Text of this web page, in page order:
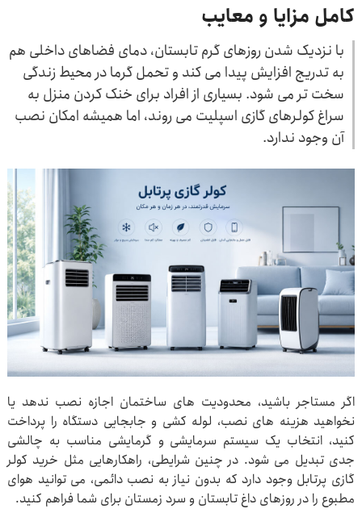
کامل مزایا و معایب
با نزدیک شدن روزهای گرم تابستان، دمای فضاهای داخلی هم
به تدریج افزایش پیدا می کند و تحمل گرما در محیط زندگی
سخت تر می شود. بسیاری از افراد برای خنک کردن منزل به
سراغ کولرهای گازی اسپلیت می روند، اما همیشه امکان نصب
آن وجود ندارد.
اگر مستاجر باشید، محدودیت های ساختمان اجازه نصب ندهد یا
نخواهید هزینه های نصب، لوله کشی و جابجایی دستگاه را پرداخت
کنید، انتخاب یک سیستم سرمایشی و گرمایشی مناسب به چالشی
جدی تبدیل می شود. در چنین شرایطی، راهکارهایی مثل خرید کولر
گازی پرتابل وجود دارد که بدون نیاز به نصب دائمی، می توانید هوای
مطبوع را در روزهای داغ تابستان و سرد زمستان برای شما فراهم کنید.